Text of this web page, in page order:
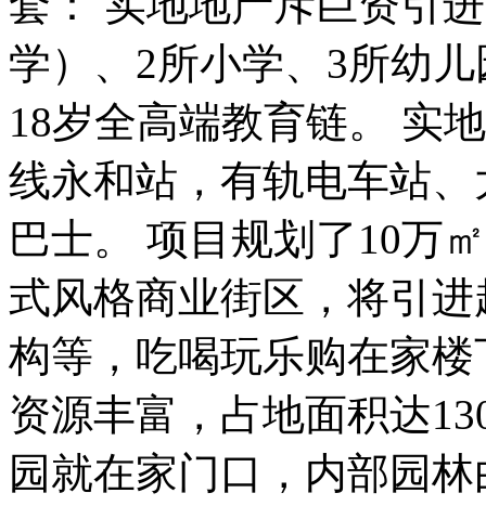
学）、2所小学、3所幼
18岁全高端教育链。 实
线永和站，有轨电车站
巴士。 项目规划了10万
式风格商业街区，将引
构等，吃喝玩乐购在家
资源丰富，占地面积达
园就在家门口，内部园